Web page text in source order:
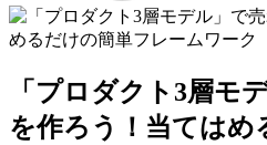
「プロダクト3層モ
を作ろう！当てはめ